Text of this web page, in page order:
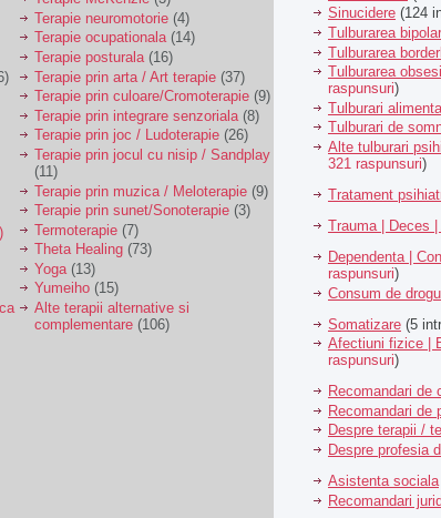
Terapie neuromotorie (4)
Terapie ocupationala(14)
Terapie posturala (16)
Terapie prin arta / Art terapie (37)
Terapie prin culoare/Cromoterapie (9)
Terapie prin integrare senzoriala (8)
Terapie prin joc / Ludoterapie (26)
Terapie prin jocul cu nisip / Sandplay
(11)
Terapie prin muzica / Meloterapie (9)
Terapie prin sunet/Sonoterapie (3)
Termoterapie (7)
Theta Healing (73)
Yoga (13)
Yumeiho (15)
Alte terapii alternative si
complementare (106)
Sinucidere (124
Tulburarea
Tulburarea
Tulburarea
raspunsuri)
Tulburari
Tulburari de
Alte tulburari
321 raspunsuri)
Tratament
Trauma | Deces
Dependenta |
raspunsuri)
Consum de
Somatizare (5
Afectiuni fizice |
raspunsuri)
Recomandari de
Recomandari de
Despre terapii /
Despre profesia
Asistenta sociala
Recomandari